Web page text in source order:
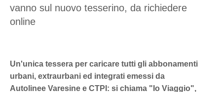
vanno sul nuovo tesserino, da richiedere
online
Un'unica tessera per caricare tutti gli abbonamenti
urbani, extraurbani ed integrati emessi da
Autolinee Varesine e CTPI: si chiama "Io Viaggio",